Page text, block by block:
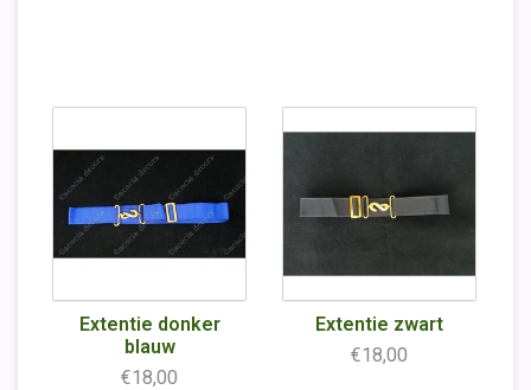
Extentie donker
blauw
€18,00
Extentie zwart
€18,00